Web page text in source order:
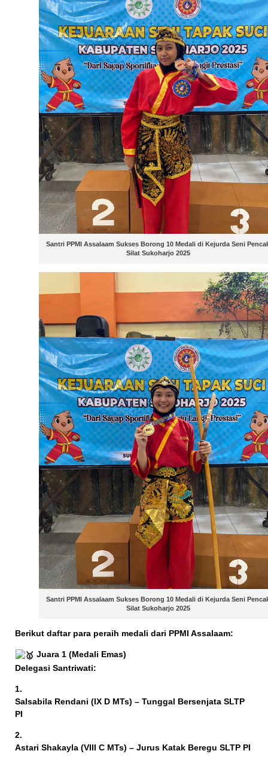
Santri PPMI Assalaam Sukses Borong 10 Medali di Kejurda Seni
Silat Sukoharjo 2025
Santri PPMI Assalaam Sukses Borong 10 Medali di Kejurda Seni
Silat Sukoharjo 2025
Berikut daftar para peraih medali dari PPMI Assalaam:
Juara 1 (Medali Emas)
Delegasi Santriwati:
Salsabila Rendani (IX D MTs) – Tunggal Bersenjata SLTP
PI
Astari Shakayla (VIII C MTs) – Jurus Katak Beregu SLTP PI